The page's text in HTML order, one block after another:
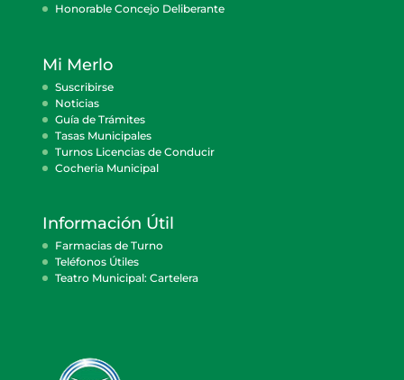
Honorable Concejo Deliberante
Mi Merlo
Suscribirse
Noticias
Guía de Trámites
Tasas Municipales
Turnos Licencias de Conducir
Cocheria Municipal
Información Útil
Farmacias de Turno
Teléfonos Útiles
Teatro Municipal: Cartelera